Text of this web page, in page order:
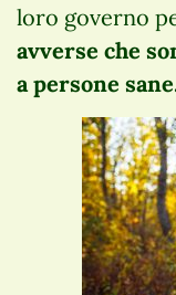
loro governo
avverse che
a persone